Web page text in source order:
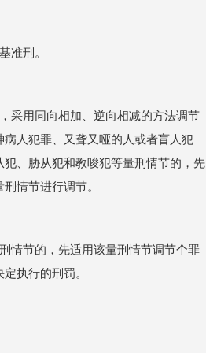
准刑。
采用同向相加、逆向相减的方法调节
人犯罪、又聋又哑的人或者盲人犯
、胁从犯和教唆犯等量刑情节的，先
情节进行调节。
情节的，先适用该量刑情节调节个罪
执行的刑罚。